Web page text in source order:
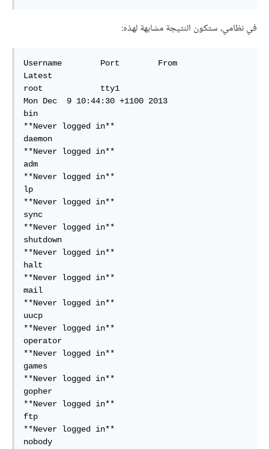
في نظامي، ستكون النتيجة مشابهة لهذه:
Username        Port        From
Latest
root            tty1
Mon Dec  9 10:44:30 +1100 2013
bin
**Never logged in**
daemon
**Never logged in**
adm
**Never logged in**
lp
**Never logged in**
sync
**Never logged in**
shutdown
**Never logged in**
halt
**Never logged in**
mail
**Never logged in**
uucp
**Never logged in**
operator
**Never logged in**
games
**Never logged in**
gopher
**Never logged in**
ftp
**Never logged in**
nobody